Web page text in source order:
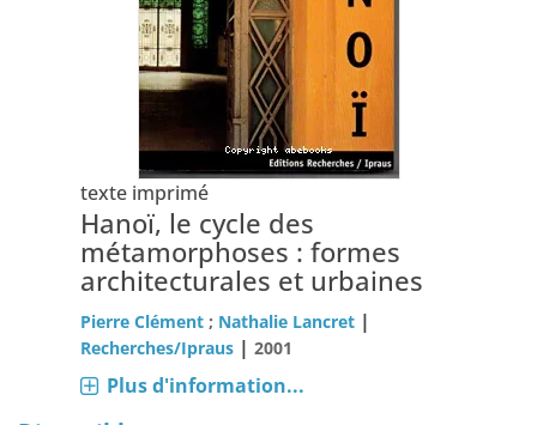
texte imprimé
Hanoï, le cycle des
métamorphoses : formes
architecturales et urbaines
Pierre Clément ; Nathalie Lancret |
Recherches/Ipraus |2001
Plus d'information...